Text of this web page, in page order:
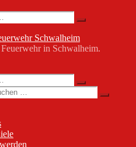
Suchen …
Schwalheim
in Schwalheim.
Suchen …
Suchen …